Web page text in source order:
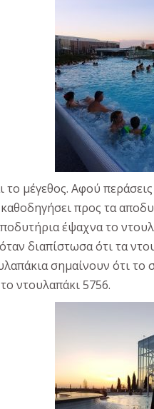
μέγεθος. Αφού
προς τα
έψαχνα το
διαπίστωσα ότι τα
σημαίνουν ότι
ντουλαπάκι 5756.